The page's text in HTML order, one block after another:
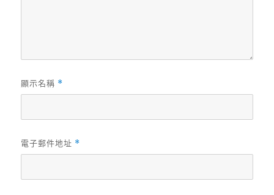
顯示名稱 *
電子郵件地址 *